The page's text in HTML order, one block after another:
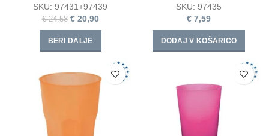
SKU: 97431+97439
€24,58 € 20,90
BERI DALJE
SKU: 97435
€ 7,59
DODAJ V KOŠARICO